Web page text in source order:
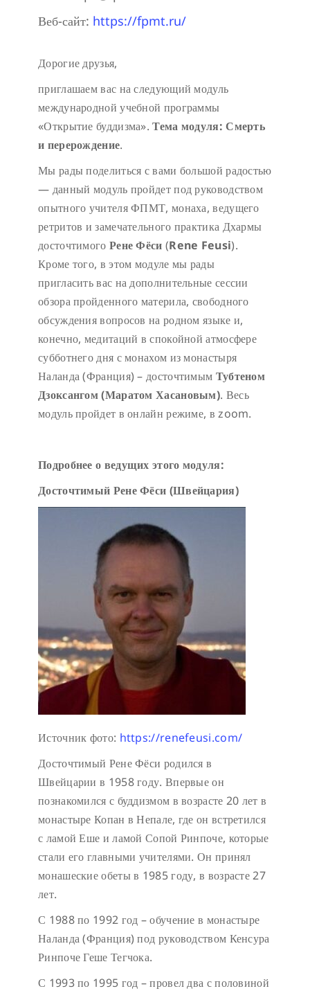
Веб-сайт: https://fpmt.ru/
Дорогие друзья,
приглашаем вас на следующий модуль
международной учебной программы
«Открытие буддизма».Тема модуля: Смерть
и перерождение.
Мы рады поделиться с вами большой радостью
— данный модуль пройдет под руководством
опытного учителя ФПМТ, монаха, ведущего
ретритов и замечательного практика Дхармы
досточтимого Рене Фёси (Rene Feusi).
Кроме того, в этом модуле мы рады
пригласить вас на дополнительные сессии
обзора пройденного материла, свободного
обсуждения вопросов на родном языке и,
конечно, медитаций в спокойной атмосфере
субботнего дня с монахом из монастыря
Наланда (Франция) – досточтимым Тубтеном
Дзоксангом (Маратом Хасановым). Весь
модуль пройдет в онлайн режиме, в zoom.
Подробнее о ведущих этого модуля:
Досточтимый Рене Фёси (Швейцария)
Источник фото: https://renefeusi.com/
Досточтимый Рене Фёси родился в
Швейцарии в 1958 году. Впервые он
познакомился с буддизмом в возрасте 20 лет в
монастыре Копан в Непале, где он встретился
с ламой Еше и ламой Сопой Ринпоче, которые
стали его главными учителями. Он принял
монашеские обеты в 1985 году, в возрасте 27
лет.
С 1988 по 1992 год – обучение в монастыре
Наланда (Франция) под руководством Кенсура
Ринпоче Геше Тегчока.
С 1993 по 1995 год – провел два с половиной